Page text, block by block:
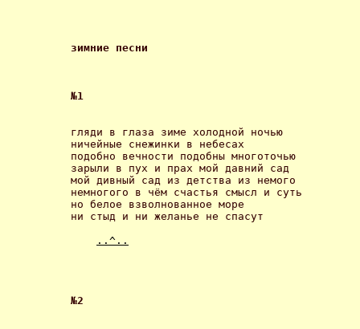
зимние песни
№1
гляди в глаза зиме холодной ночью
ничейные снежинки в небесах
подобно вечности подобны многоточью
зарыли в пух и прах мой давний сад
мой дивный сад из детства из немого
немногого в чём счастья смысл и суть
но белое взволнованное море
ни стыд и ни желанье не спасут
..^..
№2